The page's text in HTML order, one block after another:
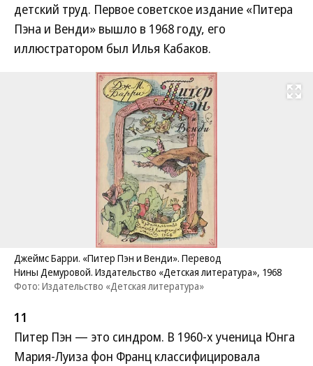
детский труд. Первое советское издание «Питера
Пэна и Венди» вышло в 1968 году, его
иллюстратором был Илья Кабаков.
Развернуть
Джеймс Барри. «Питер Пэн и Венди». Перевод
Нины Демуровой. Издательство «Детская литература», 1968
Фото: Издательство «Детская литература»
11
Питер Пэн — это синдром. В 1960-х ученица Юнга
Мария-Луиза фон Франц классифицировала